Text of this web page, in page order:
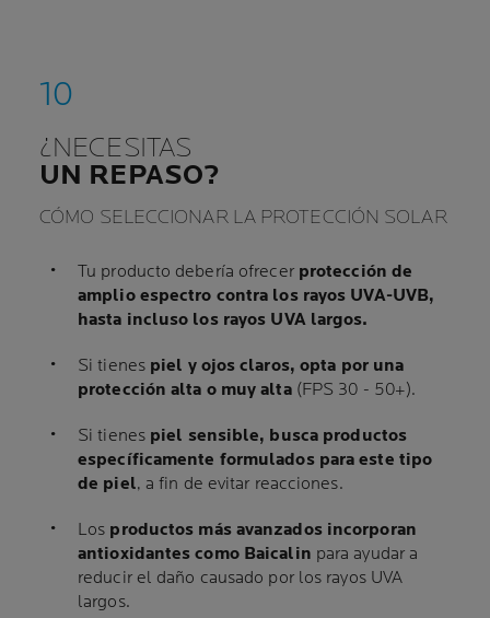
¿NECESITAS
UN REPASO?
CÓMO SELECCIONAR LA PROTECCIÓN SOLAR
Tu producto debería ofrecer protección de
amplio espectro contra los rayos UVA-UVB,
hasta incluso los rayos UVA largos.
Si tienes piel y ojos claros, opta por una
protección alta o muy alta(FPS 30 - 50+).
Si tienes piel sensible, busca productos
específicamente formulados para este tipo
de piel, a fin de evitar reacciones.
Los productos más avanzados incorporan
antioxidantes como Baicalin para ayudar a
reducir el daño causado por los rayos UVA
largos.